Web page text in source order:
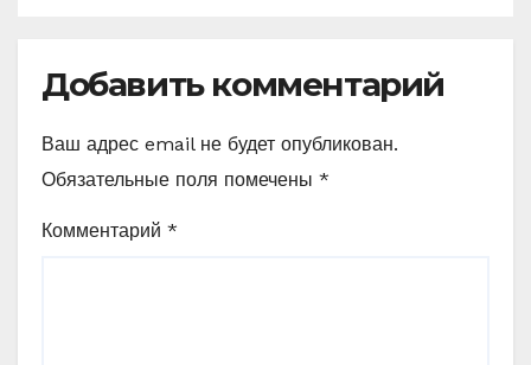
Добавить комментарий
Ваш адрес email не будет опубликован.
Обязательные поля помечены *
Комментарий *